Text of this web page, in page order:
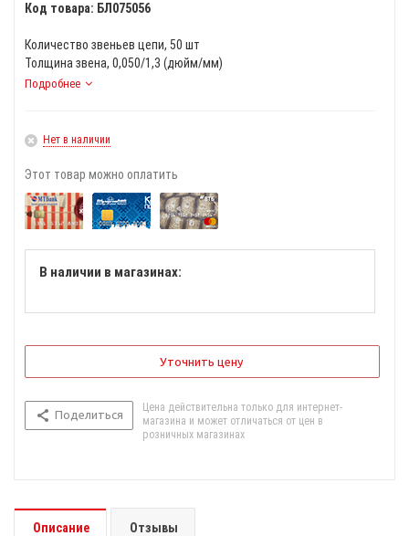
Код товара: БЛ075056
Количество звеньев цепи, 50 шт
Толщина звена, 0,050/1,3 (дюйм/мм)
Подробнее
Нет в наличии
Этот товар можно оплатить
В наличии в магазинах:
Уточнить цену
Поделиться
Цена действительна только для интернет-
магазина и может отличаться от цен в
розничных магазинах
Описание Отзывы